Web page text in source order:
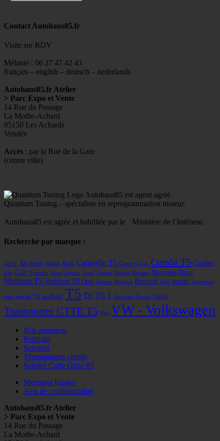
Contact Autohaus85.fr
Visite sur RDV
Mélanie : 06 27 47 42 43
français – english – deutsch – nederlands
Autohaus85.fr Atelier
> Parc Expo et Vente
14 Rue du Passage
La Mothe-Achard
85150 Les Achards
Vendée
Accès : par la Rue de la Gare
(centre ville)
Autohaus85 est agent agréé
Quantum Tuning – spécialiste en reprogrammation moteur.
Autohaus85 est agrée et habilitée par le Ministère de l’Intérieur.
Recherche par marque :
323 F A4 Avant Astra Audi Caravelle T5 Classe A Clio Combi T5 Crafter
Fox Golf Hyundai Ibiza Laguna Land Cruiser Mazda Megane Mercedes Benz
Multivan T5 Multivan T6 Opel Partner Peugeot Renault Seat SMART Sportsvan
série spécial "70 ans Bulli" T5 T6 T6.1 Terracan Toyota Traffic
Transporter CTTE T5 Vito VW - Volkswagen
Nos annonces
Portfolio
Services
Témoignages clients
Service Carte Grise 85
Mentions légales
Avis de confidentialité
Autohaus85.fr Atelier
> Parc Expo et Vente
14 Rue du Passage
La Mothe-Achard